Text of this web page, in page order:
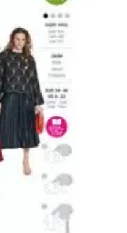
Îles et régions